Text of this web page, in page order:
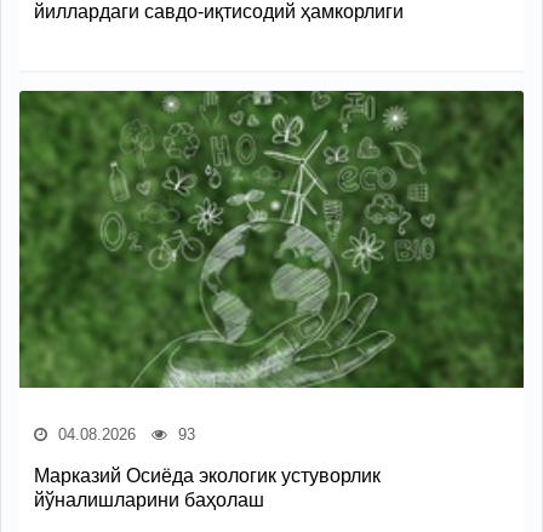
йиллардаги савдо-иқтисодий ҳамкорлиги
04.08.2026 93
Марказий Осиёда экологик устуворлик
йўналишларини баҳолаш